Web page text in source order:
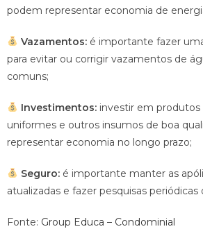
podem representar economia de
Vazamentos:é importante fazer
para evitar ou corrigir vazamentos de
comuns;
Investimentos:investir em produtos
uniformes e outros insumos de boa
representar economia no longo prazo;
Seguro:é importante manter as
atualizadas e fazer pesquisas periódicas
Fonte: Group Educa – Condominial